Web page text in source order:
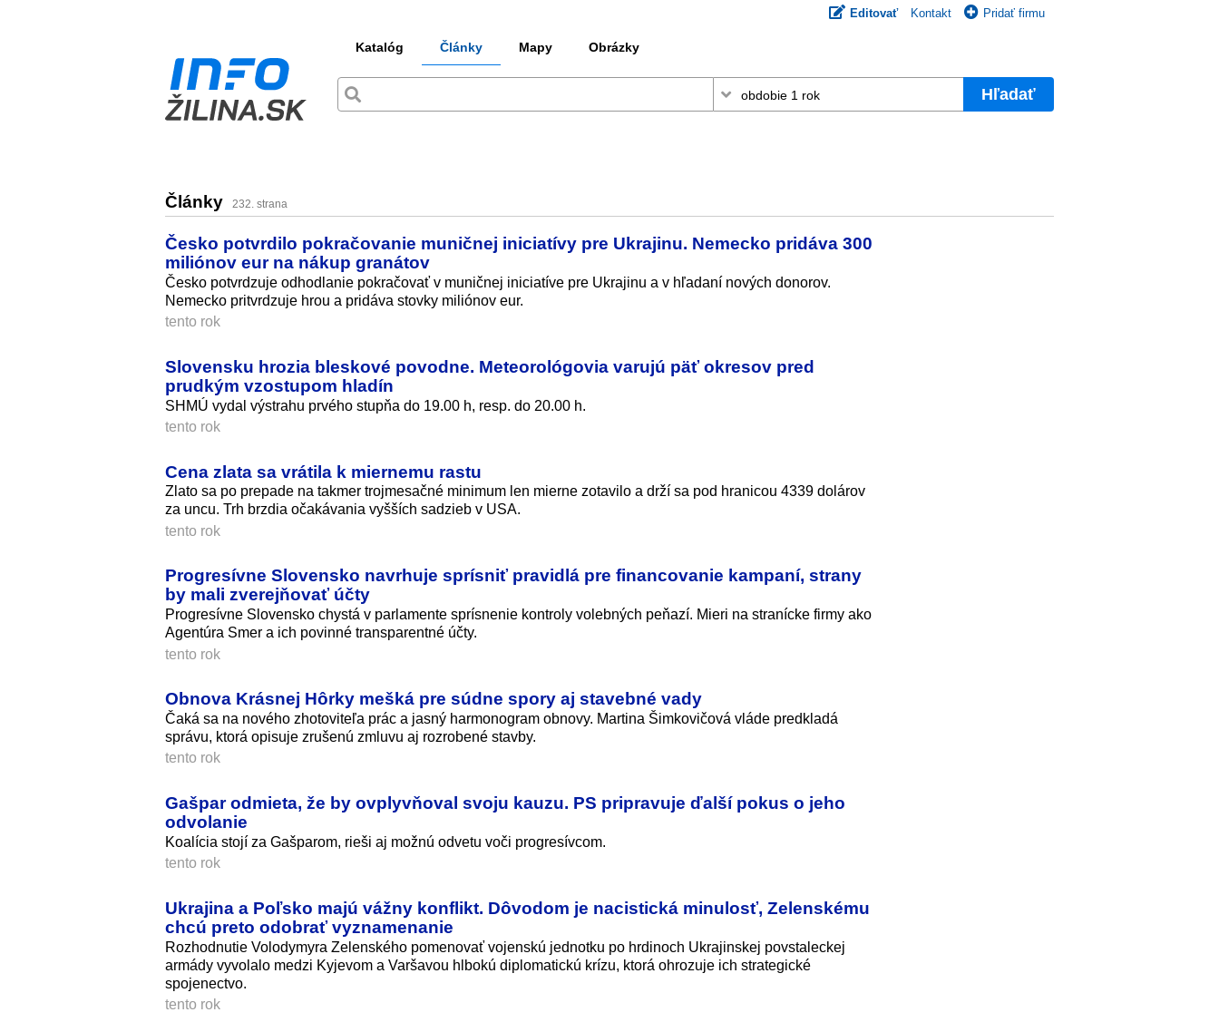
Editovať Kontakt Pridať firmu
Katalóg Články Mapy Obrázky
Hľadať
Články 232. strana
Česko potvrdilo pokračovanie muničnej iniciatívy pre Ukrajinu. Nemecko pridáva 300
miliónov eur na nákup granátov
Česko potvrdzuje odhodlanie pokračovať v muničnej iniciatíve pre Ukrajinu a v hľadaní nových donorov.
Nemecko pritvrdzuje hrou a pridáva stovky miliónov eur.
tento rok
Slovensku hrozia bleskové povodne. Meteorológovia varujú päť okresov pred
prudkým vzostupom hladín
SHMÚ vydal výstrahu prvého stupňa do 19.00 h, resp. do 20.00 h.
tento rok
Cena zlata sa vrátila k miernemu rastu
Zlato sa po prepade na takmer trojmesačné minimum len mierne zotavilo a drží sa pod hranicou 4339 dolárov
za uncu. Trh brzdia očakávania vyšších sadzieb v USA.
tento rok
Progresívne Slovensko navrhuje sprísniť pravidlá pre financovanie kampaní, strany
by mali zverejňovať účty
Progresívne Slovensko chystá v parlamente sprísnenie kontroly volebných peňazí. Mieri na stranícke firmy ako
Agentúra Smer a ich povinné transparentné účty.
tento rok
Obnova Krásnej Hôrky mešká pre súdne spory aj stavebné vady
Čaká sa na nového zhotoviteľa prác a jasný harmonogram obnovy. Martina Šimkovičová vláde predkladá
správu, ktorá opisuje zrušenú zmluvu aj rozrobené stavby.
tento rok
Gašpar odmieta, že by ovplyvňoval svoju kauzu. PS pripravuje ďalší pokus o jeho
odvolanie
Koalícia stojí za Gašparom, rieši aj možnú odvetu voči progresívcom.
tento rok
Ukrajina a Poľsko majú vážny konflikt. Dôvodom je nacistická minulosť, Zelenskému
chcú preto odobrať vyznamenanie
Rozhodnutie Volodymyra Zelenského pomenovať vojenskú jednotku po hrdinoch Ukrajinskej povstaleckej
armády vyvolalo medzi Kyjevom a Varšavou hlbokú diplomatickú krízu, ktorá ohrozuje ich strategické
spojenectvo.
tento rok